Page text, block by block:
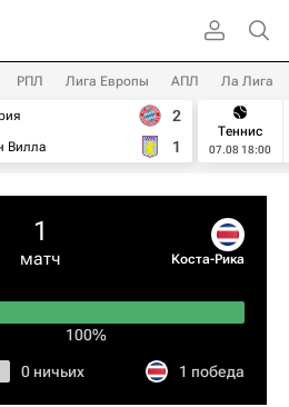
РПЛ Лига Европы АПЛ Ла Лига
Вилла
2
1
Теннис
07.08 18:00
1
матч Коста-Рика
100%
0 ничьих 1 победа